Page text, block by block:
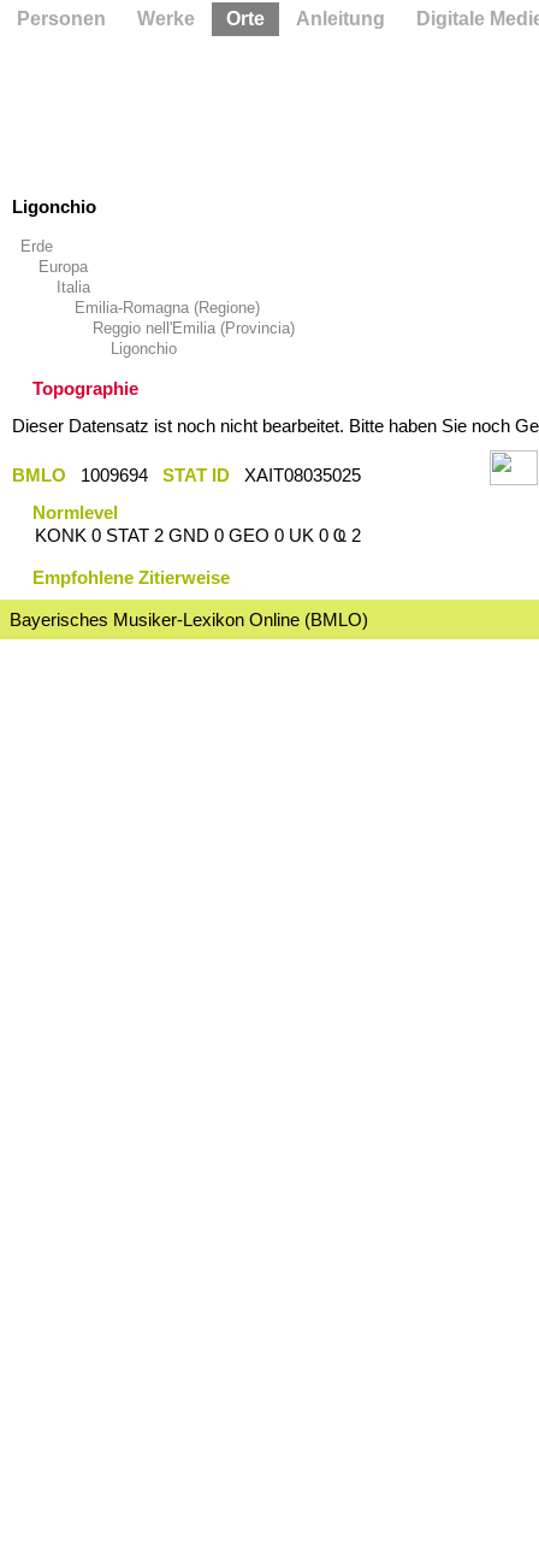
Ligonchio
Erde
Europa
Italia
Emilia-Romagna (Regione)
Reggio nell'Emilia (Provincia)
Ligonchio
Topographie
Dieser Datensatz ist noch nicht bearbeitet. Bitte haben Sie noch
BMLO 1009694 STAT ID
XAIT08035025
Normlevel
KONK 0 STAT 2 GND 0 GEO 0 UK 0 Ҩ 2
Empfohlene Zitierweise
Bayerisches Musiker-Lexikon Online (BMLO)
Personen Werke Orte Anleitung Digitale